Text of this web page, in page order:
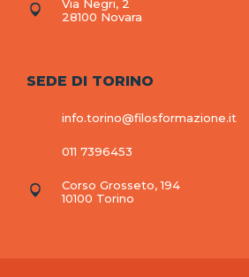
Via Negri, 2
28100 Novara
SEDE DI TORINO
info.torino@filosformazione.it
011 7396453
Corso Grosseto, 194
10100 Torino